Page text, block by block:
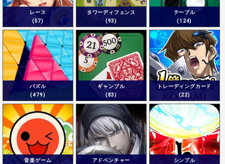
レース
(57)
タワーディフェンス
(93)
テーブル
(124)
パズル
(479)
ギャンブル
(83)
トレーディングカード
(22)
音楽ゲーム
アドベンチャー
シンプル